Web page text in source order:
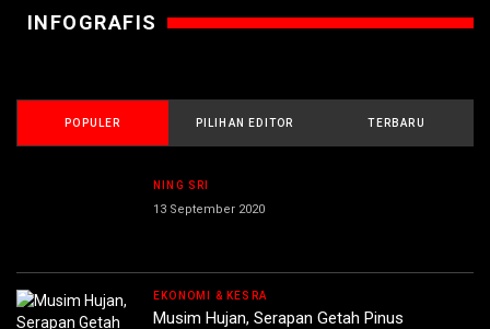
INFOGRAFIS
POPULER PILIHAN EDITOR TERBARU
NING SRI
13 September 2020
EKONOMI & KESRA
Musim Hujan, Serapan Getah Pinus